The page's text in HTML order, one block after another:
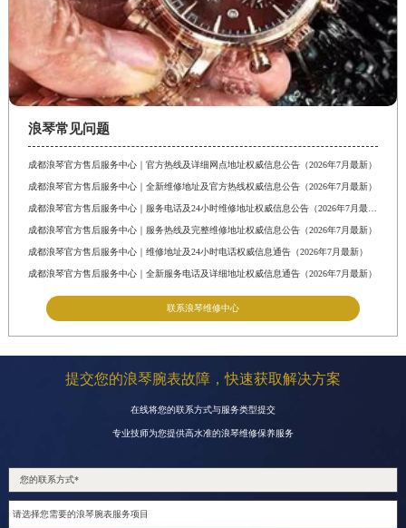
浪琴常见问题
成都浪琴官方售后服务中心｜官方热线及详细网点地址权威信息公告（2026年7月最新）
成都浪琴官方售后服务中心｜全新维修地址及官方热线权威信息公告（2026年7月最新）
成都浪琴官方售后服务中心｜服务热线及完整维修地址权威信息公告（2026年7月最新）
成都浪琴官方售后服务中心｜维修地址及24小时电话权威信息通告（2026年7月最新）
成都浪琴官方售后服务中心｜全新服务电话及详细地址权威信息通告（2026年7月最新）
联系浪琴维修中心
提交您的浪琴腕表故障，快速获取解决方案
在线将您的联系方式与服务类型提交
专业技师为您提供高水准的浪琴维修保养服务